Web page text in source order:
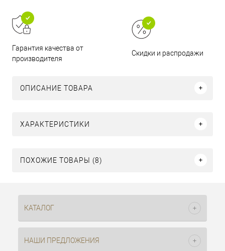
Гарантия качества от
производителя
Скидки и распродажи
ОПИСАНИЕ ТОВАРА
ХАРАКТЕРИСТИКИ
ПОХОЖИЕ ТОВАРЫ (8)
КАТАЛОГ
НАШИ ПРЕДЛОЖЕНИЯ